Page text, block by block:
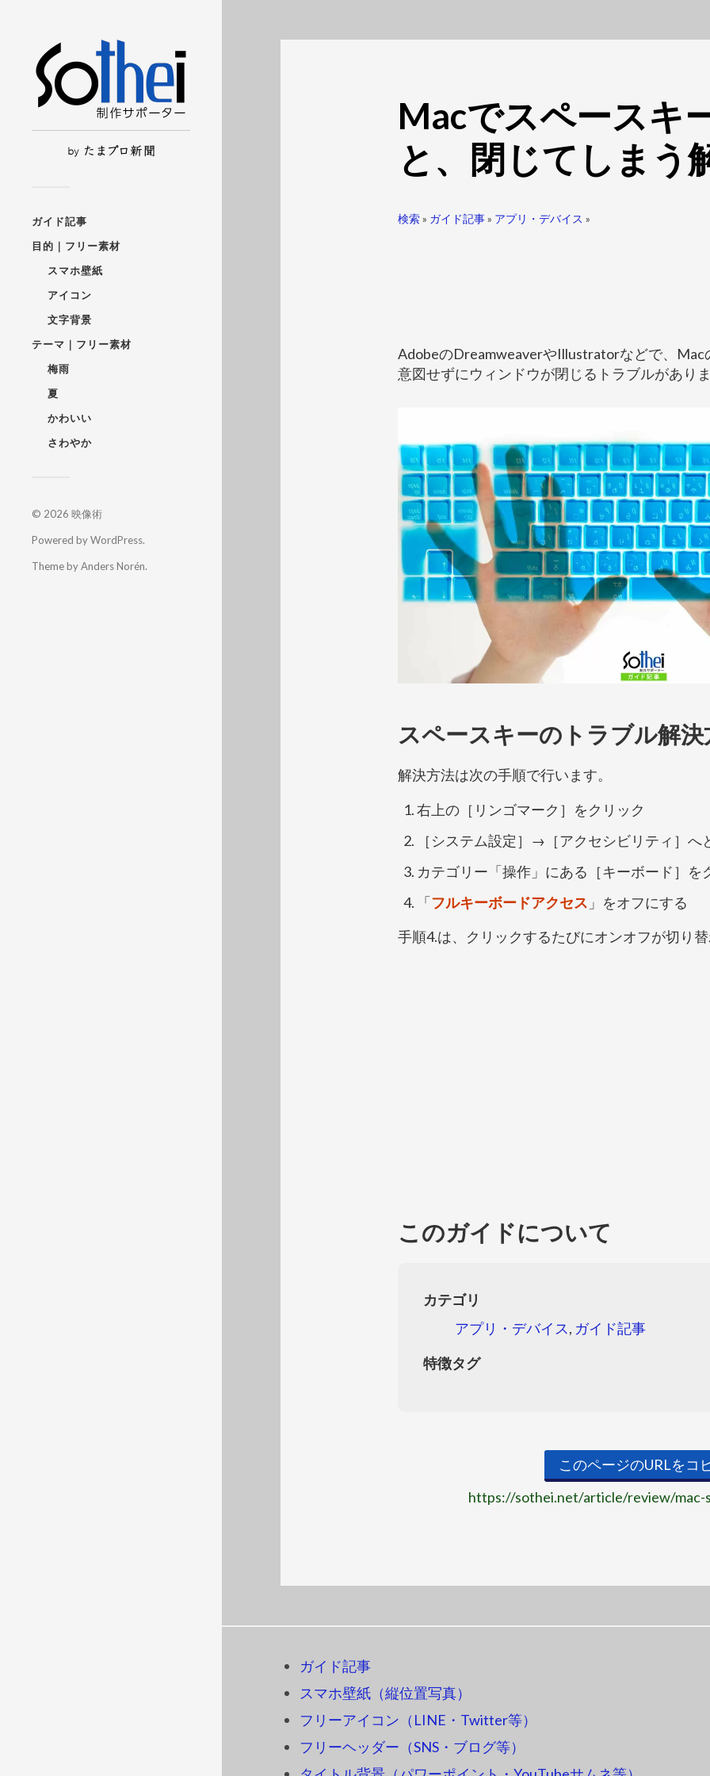
ガイド記事
目的｜フリー素材
スマホ壁紙
アイコン
文字背景
テーマ｜フリー素材
梅雨
夏
かわいい
さわやか
© 2026 映像術
Powered byWordPress.
Theme byAnders Norén.
Macでスペースキ
と、閉じてしまう
検索» ガイド記事» アプリ・デバイス »
AdobeのDreamweaverやIllustratorなどで、Mac
意図せずにウィンドウが閉じるトラブルがあり
スペースキーのトラブル解決
解決方法は次の手順で行います。
右上の［リンゴマーク］をクリック
［システム設定］→［アクセシビリティ］へ
カテゴリー「操作」にある［キーボード］を
「フルキーボードアクセス 」をオフにする
手順4.は、クリックするたびにオンオフが切り
このガイドについて
カテゴリ
アプリ・デバイス, ガイド記事
特徴タグ
このページのURLをコ
https://sothei.net/article/review/mac-
ガイド記事
スマホ壁紙（縦位置写真）
フリーアイコン（LINE・Twitter等）
フリーヘッダー（SNS・ブログ等）